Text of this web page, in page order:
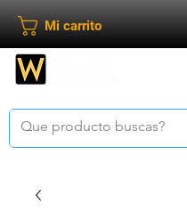
Mi carrito